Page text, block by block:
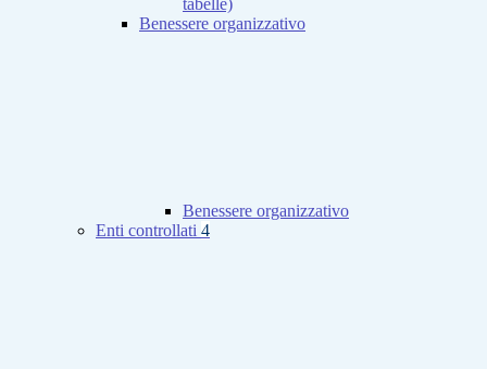
tabelle)
Benessere organizzativo
Benessere organizzativo
Enti controllati 4